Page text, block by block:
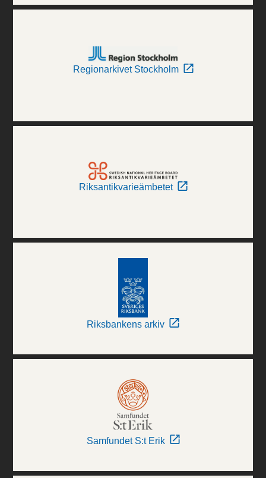
Regionarkivet Stockholm
Riksantikvarieämbetet
Riksbankens arkiv
Samfundet S:t Erik